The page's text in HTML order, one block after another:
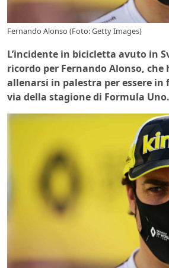
Fernando Alonso (Foto: Getty Images)
L’incidente in bicicletta avuto in
ricordo per Fernando Alonso, che
allenarsi in palestra per essere in
via della stagione di Formula Uno.